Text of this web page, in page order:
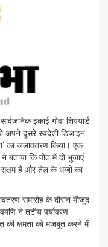
इकाई गोवा शिपयार्ड
अपने दूसरे स्वदेशी डिजाइन
का जलावतरण किया। एक
बताया कि पोत में दो भुजाएं
हैं और तेल के धब्बों का
समारोह के दौरान मौजूद
ने तटीय पर्यावरण
की क्षमता को मजबूत करने में